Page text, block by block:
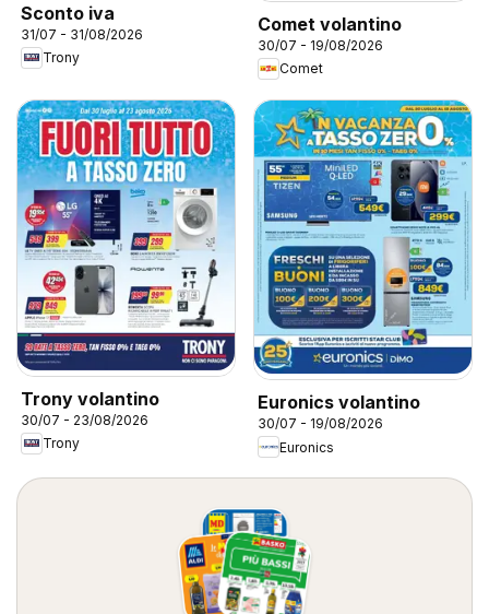
Sconto iva
31/07 - 31/08/2026
Trony
Comet volantino
30/07 - 19/08/2026
Comet
Trony volantino
30/07 - 23/08/2026
Trony
Euronics volantino
30/07 - 19/08/2026
Euronics